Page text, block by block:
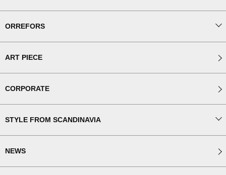
ORREFORS
ART PIECE
CORPORATE
STYLE FROM SCANDINAVIA
NEWS